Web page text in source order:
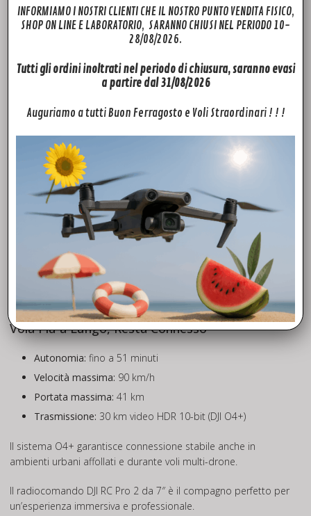
inquadrature mozzafiato e prospettive estreme.
Riprese inclinate (Dutch angle)
Visione Nitida, Navigazione Fluida
ActiveTrack 360° migliorato
ActiveTrack 360° offre tracciamento avanzato anche in
condizioni di scarsa illuminazione, mantenendo il soggetto a
fuoco anche se parzialmente coperto o in movimento. Rileva
veicoli fino a 200 metri.
Visione omnidirezionale notturna da 0.1-lux
Sei sensori fisheye ad alta sensibilità e due processori
assicurano un rilevamento ostacoli omnidirezionale efficace
anche di notte fino a 18 m/s. La funzione RTH (Return to
Home) è supportata anche senza GPS, grazie alla mappatura
visiva in tempo reale.
Vola Più a Lungo, Resta Connesso
Autonomia: fino a 51 minuti
Velocità massima: 90 km/h
Portata massima: 41 km
Trasmissione: 30 km video HDR 10-bit (DJI O4+)
Il sistema O4+ garantisce connessione stabile anche in
ambienti urbani affollati e durante voli multi-drone.
Il radiocomando DJI RC Pro 2 da 7″ è il compagno perfetto per
un’esperienza immersiva e professionale.
INFORMIAMO I NOSTRI CLIENTI CHE IL NOSTRO PUNTO VENDITA FISICO,
SHOP ON LINE E LABORATORIO, SARANNO CHIUSI NEL PERIODO 10-
28/08/2026.
Tutti gli ordini inoltrati nel periodo di chiusura, saranno evasi
a partire dal 31/08/2026
Auguriamo a tutti Buon Ferragosto e Voli Straordinari ! ! !